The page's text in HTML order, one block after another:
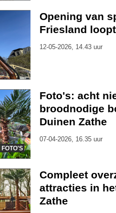
Opening van
Friesland
12-05-2026, 14.43 uur
FOTO'S
Foto's: acht
broodnodige
Duinen Zathe
07-04-2026, 16.35 uur
Compleet
attracties in
Zathe